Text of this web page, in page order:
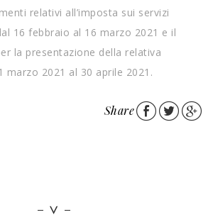
relativi all’imposta sui servizi
16 febbraio al 16 marzo 2021 e il
la presentazione della relativa
marzo 2021 al 30 aprile 2021.
Share